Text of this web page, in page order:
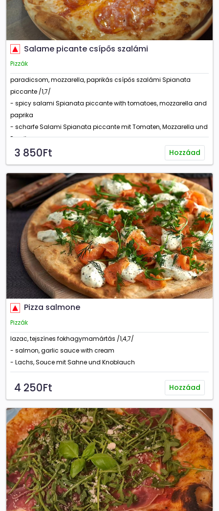
Salame picante csípős szalámi
Pizzák
paradicsom, mozzarella, paprikás csípős szalámi Spianata
piccante /1,7/
- spicy salami Spianata piccante with tomatoes, mozzarella and
paprika
- scharfe Salami Spianata piccante mit Tomaten, Mozzarella und
Paprika
3 850Ft Hozzáad
Pizza salmone
Pizzák
lazac, tejszínes fokhagymamártás /1,4,7/
- salmon, garlic sauce with cream
- Lachs, Souce mit Sahne und Knoblauch
4 250Ft Hozzáad